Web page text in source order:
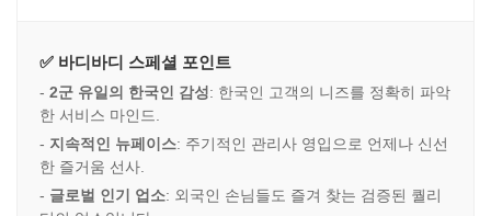
✅ 바디바디 스페셜 포인트
- 2군 유일의 한국인 감성: 한국인 고객의 니즈를 정확히 파악
한 서비스 마인드.
- 지속적인 뉴페이스: 주기적인 관리사 영입으로 언제나 신선
한 즐거움 선사.
- 글로벌 인기 업소: 외국인 손님들도 즐겨 찾는 검증된 퀄리